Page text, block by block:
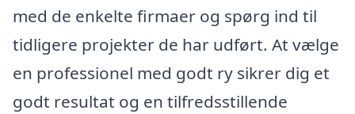
med de enkelte firmaer og spørg ind til
tidligere projekter de har udført. At vælge
en professionel med godt ry sikrer dig et
godt resultat og en tilfredsstillende